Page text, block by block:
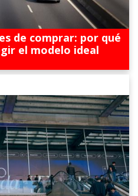
de comprar: por qué
el modelo ideal